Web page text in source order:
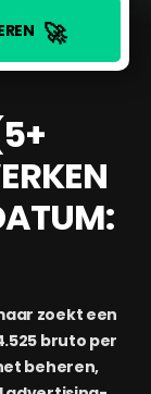
🚀
zoekt een
bruto per
beheren,